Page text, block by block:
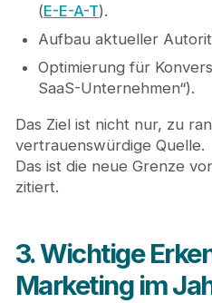
(E-E-A-T).
Aufbau aktueller
Optimierung für
SaaS-Unternehmen“).
Das Ziel ist nicht nur, zu
vertrauenswürdige Quelle.
Das ist die neue Grenze
zitiert.
3. Wichtige
Marketing im